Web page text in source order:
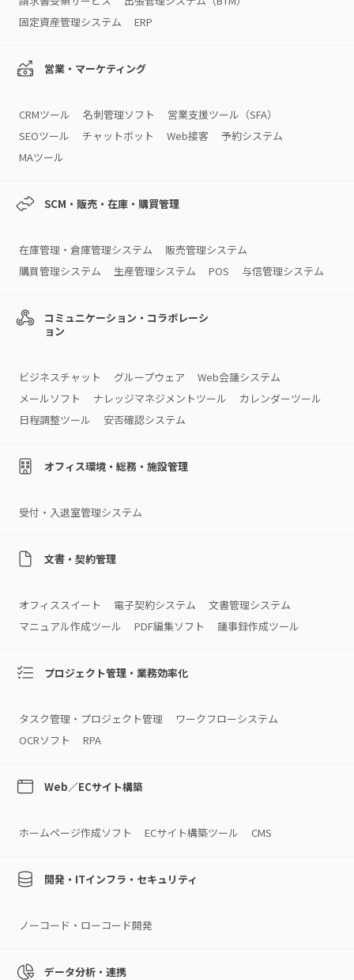
固定資産管理システム
ERP
営業・マーケティング
CRMツール 名刺管理ソフト
営業支援ツール（SFA）
SEOツール
チャットボット Web接客
予約システム
MAツール
SCM・販売・在庫・購買管理
在庫管理・倉庫管理システム
販売管理システム
購買管理システム
生産管理システム POS 与信管理システム
コミュニケーション・コラボレーシ
ョン
ビジネスチャット グループウェア
Web会議システム
メールソフト
ナレッジマネジメントツール
カレンダーツール
日程調整ツール
安否確認システム
オフィス環境・総務・施設管理
受付・入退室管理システム
文書・契約管理
オフィススイート 電子契約システム
文書管理システム
マニュアル作成ツール
PDF編集ソフト 議事録作成ツール
プロジェクト管理・業務効率化
タスク管理・プロジェクト管理
ワークフローシステム
OCRソフト
RPA
Web／ECサイト構築
ホームページ作成ソフト ECサイト構築ツール CMS
開発・ITインフラ・セキュリティ
ノーコード・ローコード開発
データ分析・連携